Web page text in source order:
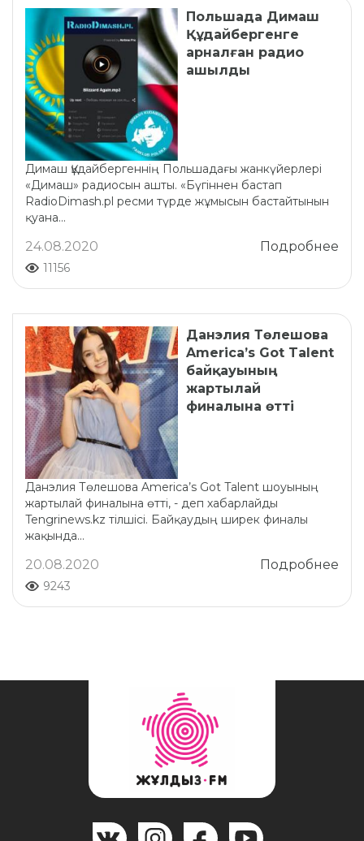
Польшада Димаш
Құдайбергенге
арналған радио
ашылды
Димаш Құдайбергеннің Польшадағы жанкүйерлері
«Димаш» радиосын ашты. «Бүгіннен бастап
RadioDimash.pl ресми түрде жұмысын бастайтынын
қуана...
Подробнее
24.08.2020
11156
Данэлия Төлешова
America’s Got Talent
байқауының
жартылай
финалына өтті
Данэлия Төлешова America’s Got Talent шоуының
жартылай финалына өтті, - деп хабарлайды
Tengrinews.kz тілшісі. Байқаудың ширек финалы
жақында...
Подробнее
20.08.2020
9243